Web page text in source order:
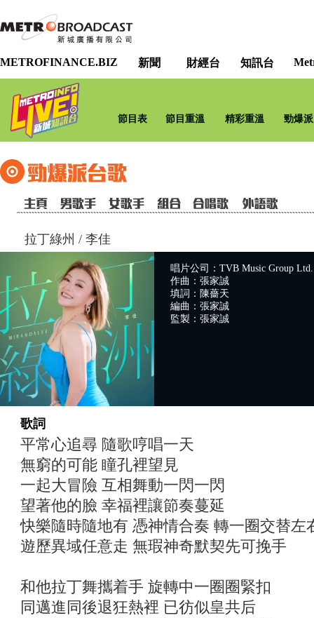
METROFINANCE.BIZ 新聞 財經台 知訊台
節目表 節目重溫 精彩重溫 勁爆
拉丁綠州 / 李佳
唱片公司：TVB Music Group Ltd.
作曲：張家誠
填詞：陳薔天
編曲：張家誠
監製：張家誠
歌詞
平常心追尋 隨歌哼唱一天
無窮的可能 瞳孔裡望見
一起大冒險 互相舞動一閃一閃
望著他的臉 幸福裡讓節奏蔓延
快樂隨時隨地有 憑神情合奏 轉一圈交替左
遊歷異域任意走 無瑕神奇默契先可挽手
和他拉丁舞攜着手 旋轉中一圈圈緊扣
同邁進同後退狂熱裡 已彷似皇共后